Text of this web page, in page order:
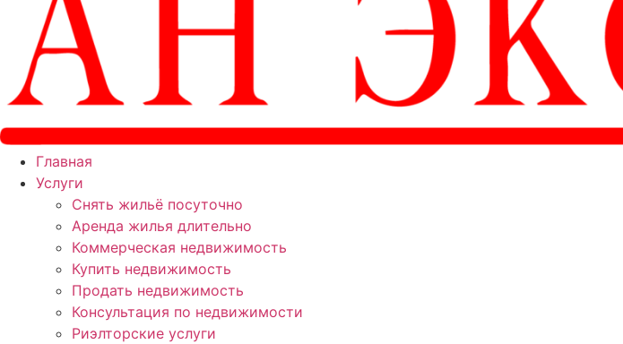
Главная
Услуги
Снять жильё посуточно
Аренда жилья длительно
Коммерческая недвижимость
Купить недвижимость
Продать недвижимость
Консультация по недвижимости
Риэлторские услуги